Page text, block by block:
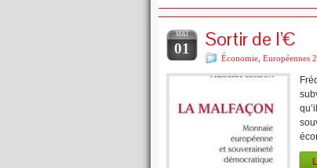
MAI
01 Sortir de l’€
Économie Européennes